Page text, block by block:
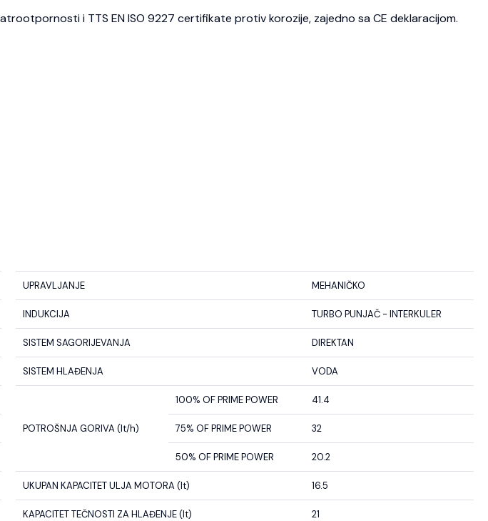
i TTS EN ISO 9227 certifikate protiv korozije, zajedno sa CE deklaracijom.
UPRAVLJANJE MEHANIČKO
INDUKCIJA TURBO PUNJAČ - INTERKULER
SISTEM SAGORIJEVANJA DIREKTAN
SISTEM HLAĐENJA VODA
POTROŠNJA GORIVA (lt/h)
100% OF PRIME POWER 41.4
75% OF PRIME POWER 32
50% OF PRIME POWER 20.2
UKUPAN KAPACITET ULJA MOTORA (lt) 16.5
KAPACITET TEČNOSTI ZA HLAĐENJE (lt) 21